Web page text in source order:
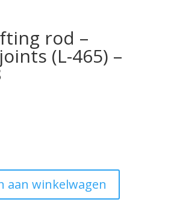
rod –
(L-465) –
aan winkelwagen